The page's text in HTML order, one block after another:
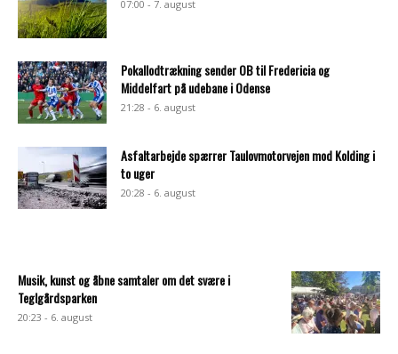
07:00 - 7. august
Pokallodtrækning sender OB til Fredericia og
Middelfart på udebane i Odense
21:28 - 6. august
Asfaltarbejde spærrer Taulovmotorvejen mod Kolding i
to uger
20:28 - 6. august
Musik, kunst og åbne samtaler om det svære i
Teglgårdsparken
20:23 - 6. august